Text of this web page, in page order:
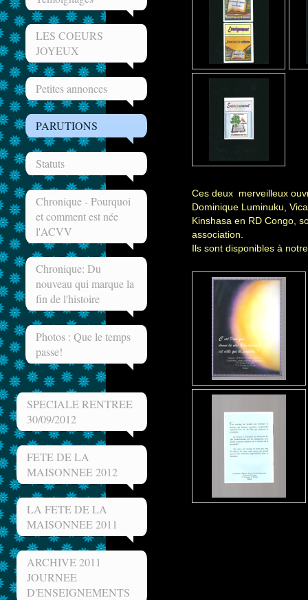
LES COEURS
JOYEUX
Petites annonces
PARUTIONS
Statuts
Chronique - Pourquoi
et comment est née
l'ACVV
Chronique: Du
nouveau qui marque la
fin de l'histoire
Photos : Que le temps
passe!
SPECIALE RENTREE
30/09/2012
FETE DE LA
MAISONNEE 2012
LA FETE DE LA
MAISONNEE 2011
ARCHIVE 2011
JOURNEE
D'ENSEIGNEMENTS
Ces deux merveilleux
Dominique Luminuku,
Kinshasa en RD Congo,
association.
Ils sont disponibles à